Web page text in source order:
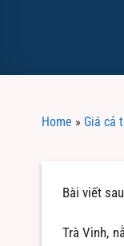
Home » Giá cả
Bài viết
Trà Vinh,